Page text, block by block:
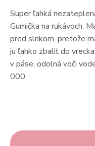
Super ľahká
Gumička na rukávoch.
pred slnkom, pretože
ju ľahko zbaliť do
v páse, odolná voči
000.